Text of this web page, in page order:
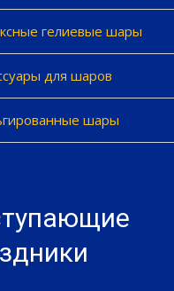
гелиевые шары
для шаров
шары